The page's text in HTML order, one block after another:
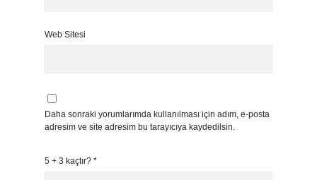
Web Sitesi
Daha sonraki yorumlarımda kullanılması için adım, e-posta
adresim ve site adresim bu tarayıcıya kaydedilsin.
5 + 3 kaçtır? *